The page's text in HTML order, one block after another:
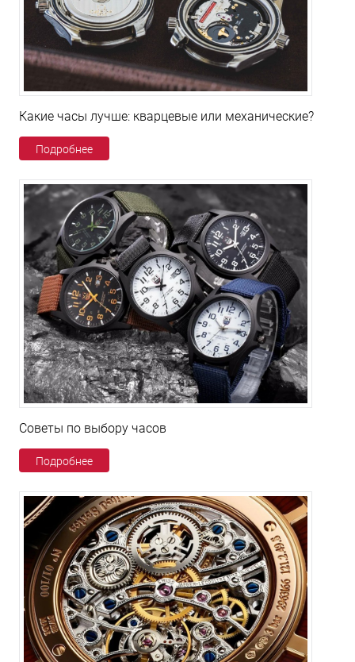
Какие часы лучше: кварцевые или механические?
Подробнее
Советы по выбору часов
Подробнее